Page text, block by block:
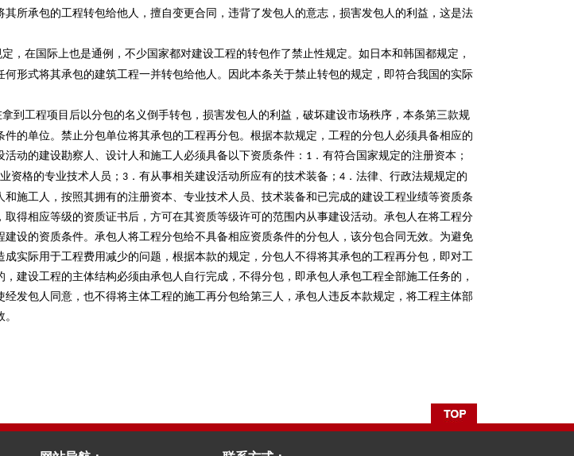
所承包的工程转包给他人，擅自变更合同，违背了发包人的意志，损害发包人的利益，这是法
，在国际上也是通例，不少国家都对建设工程的转包作了禁止性规定。如日本和韩国都规定，
形式将其承包的建筑工程一并转包给他人。因此本条关于禁止转包的规定，即符合我国的实际
到工程项目后以分包的名义倒手转包，损害发包人的利益，破坏建设市场秩序，本条第三款规
的单位。禁止分包单位将其承包的工程再分包。根据本款规定，工程的分包人必须具备相应的
动的建设勘察人、设计人和施工人必须具备以下资质条件： 1 ．有符合国家规定的注册资本；
资格的专业技术人员； 3 ．有从事相关建设活动所应有的技术装备； 4 ．法律、行政法规规定的
施工人，按照其拥有的注册资本、专业技术人员、技术装备和已完成的建设工程业绩等资质条
得相应等级的资质证书后，方可在其资质等级许可的范围内从事建设活动。承包人在将工程分
设的资质条件。承包人将工程分包给不具备相应资质条件的分包人，该分包合同无效。为避免
实际用于工程费用减少的问题，根据本款的规定，分包人不得将其承包的工程再分包，即对工
建设工程的主体结构必须由承包人自行完成，不得分包，即承包人承包工程全部施工任务的，
发包人同意，也不得将主体工程的施工再分包给第三人，承包人违反本款规定，将工程主体部